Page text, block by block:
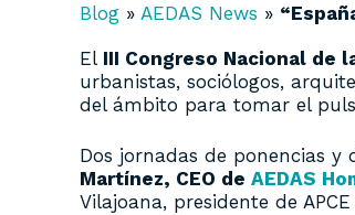
Blog » AEDAS News »
El III Congreso Nacional de
urbanistas, sociólogos,
del ámbito para tomar el
Dos jornadas de ponencias
Martínez, CEO de AEDAS
Vilajoana, presidente de